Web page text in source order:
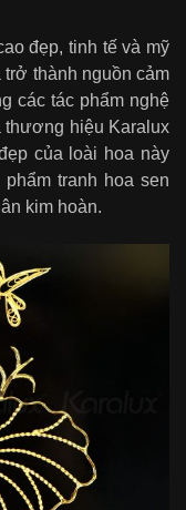
đẹp, tinh tế và mỹ
thành nguồn cảm
các tác phẩm nghệ
thương hiệu Karalux
của loài hoa này
tranh hoa sen
kim hoàn.